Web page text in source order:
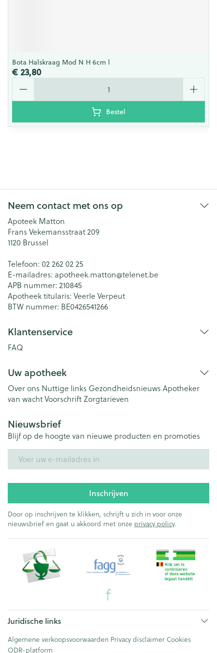
Bota Halskraag Mod N H 6cm l
€ 23,80
Aantal
Bestel
Neem contact met ons op
Apoteek Matton
Frans Vekemansstraat 209
1120 Brussel
Telefoon: 02 262 02 25
E-mailadres: apotheek.matton@telenet.be
APB nummer: 210845
Apotheek titularis: Veerle Verpeut
BTW nummer: BE0426541266
Klantenservice
FAQ
Uw apotheek
Over ons Nuttige links Gezondheidsnieuws Apotheker
van wachtVoorschriftZorgtarieven
Nieuwsbrief
Blijf op de hoogte van nieuwe producten en promoties
Inschrijven
Door op inschrijven te klikken, schrijft u zich in voor onze
nieuwsbrief en gaat u akkoord met onze privacy policy.
Juridische links
Algemene verkoopsvoorwaarden Privacy disclaimer Cookies
ODR-platform